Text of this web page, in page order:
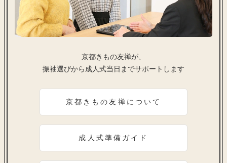
京都きもの友禅が、
振袖選びから成人式当日までサポートします
京都きもの友禅について
成人式準備ガイド